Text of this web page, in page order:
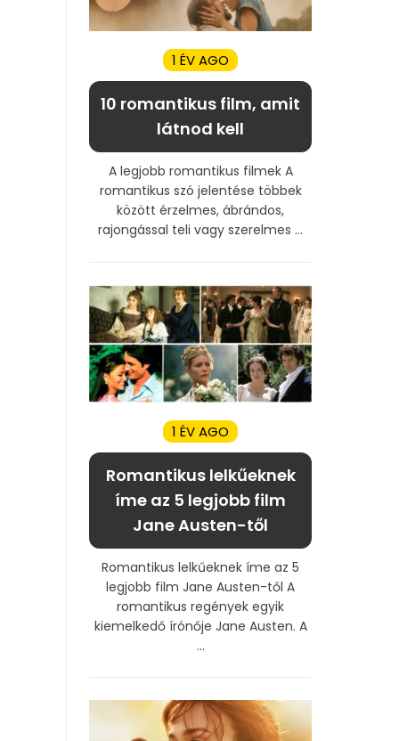
1 ÉV AGO
10 romantikus film, amit
látnod kell
A legjobb romantikus filmek A
romantikus szó jelentése többek
között érzelmes, ábrándos,
rajongással teli vagy szerelmes ...
1 ÉV AGO
Romantikus lelkűeknek
íme az 5 legjobb film
Jane Austen-től
Romantikus lelkűeknek íme az 5
legjobb film Jane Austen-től A
romantikus regények egyik
kiemelkedő írónője Jane Austen. A
...